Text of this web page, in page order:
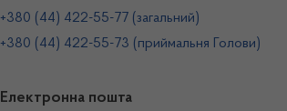
+380 (44) 422-55-77 (загальний)
+380 (44) 422-55-73 (приймальня Голови)
Електронна пошта